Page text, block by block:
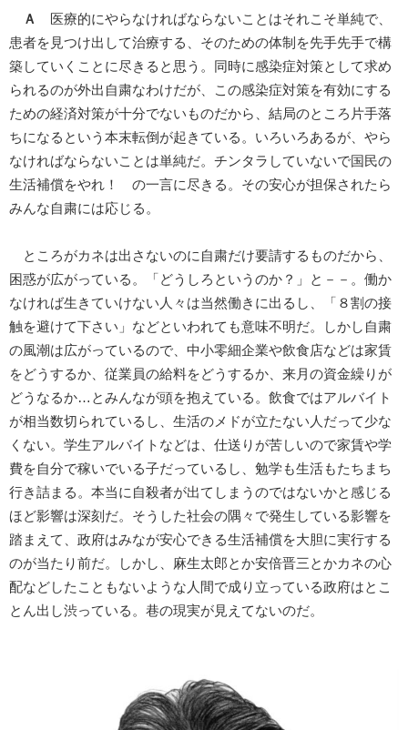
Ａ
医療的にやらなければならないことはそれこそ単純で、
患者を見つけ出して治療する、そのための体制を先手先手で構
築していくことに尽きると思う。同時に感染症対策として求め
られるのが外出自粛なわけだが、この感染症対策を有効にする
ための経済対策が十分でないものだから、結局のところ片手落
ちになるという本末転倒が起きている。いろいろあるが、やら
なければならないことは単純だ。チンタラしていないで国民の
生活補償をやれ！ の一言に尽きる。その安心が担保されたら
みんな自粛には応じる。
ところがカネは出さないのに自粛だけ要請するものだから、
困惑が広がっている。「どうしろというのか？」と－－。働か
なければ生きていけない人々は当然働きに出るし、「８割の接
触を避けて下さい」などといわれても意味不明だ。しかし自粛
の風潮は広がっているので、中小零細企業や飲食店などは家賃
をどうするか、従業員の給料をどうするか、来月の資金繰りが
どうなるか…とみんなが頭を抱えている。飲食ではアルバイト
が相当数切られているし、生活のメドが立たない人だって少な
くない。学生アルバイトなどは、仕送りが苦しいので家賃や学
費を自分で稼いでいる子だっているし、勉学も生活もたちまち
行き詰まる。本当に自殺者が出てしまうのではないかと感じる
ほど影響は深刻だ。そうした社会の隅々で発生している影響を
踏まえて、政府はみなが安心できる生活補償を大胆に実行する
のが当たり前だ。しかし、麻生太郎とか安倍晋三とかカネの心
配などしたこともないような人間で成り立っている政府はとこ
とん出し渋っている。巷の現実が見えてないのだ。